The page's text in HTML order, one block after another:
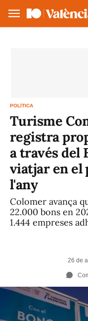
POLÍTICA
Turisme
registra
a través del
viatjar en el
l'any
Colomer avança
22.000 bons en
1.444 empreses
26 de